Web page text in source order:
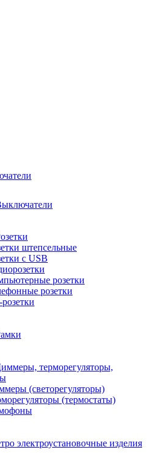
штепсельные
с USB
розетки
розетки
терморегуляторы,
(светорегуляторы)
(термостаты)
электроустановочные изделия